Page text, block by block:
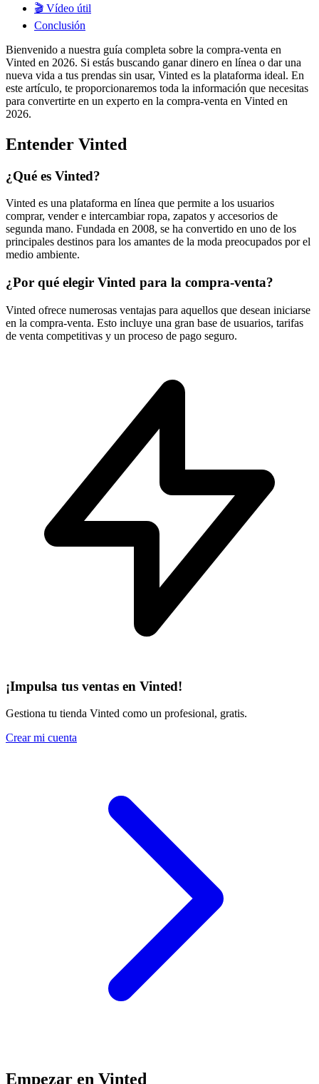
🎬 Vídeo útil
Conclusión
Bienvenido a nuestra guía completa sobre la compra-venta en
Vinted en 2026. Si estás buscando ganar dinero en línea o dar una
nueva vida a tus prendas sin usar, Vinted es la plataforma ideal. En
este artículo, te proporcionaremos toda la información que necesitas
para convertirte en un experto en la compra-venta en Vinted en
2026.
Entender Vinted
¿Qué es Vinted?
Vinted es una plataforma en línea que permite a los usuarios
comprar, vender e intercambiar ropa, zapatos y accesorios de
segunda mano. Fundada en 2008, se ha convertido en uno de los
principales destinos para los amantes de la moda preocupados por el
medio ambiente.
¿Por qué elegir Vinted para la compra-venta?
Vinted ofrece numerosas ventajas para aquellos que desean iniciarse
en la compra-venta. Esto incluye una gran base de usuarios, tarifas
de venta competitivas y un proceso de pago seguro.
¡Impulsa tus ventas en Vinted!
Gestiona tu tienda Vinted como un profesional, gratis.
Crear mi cuenta
Empezar en Vinted